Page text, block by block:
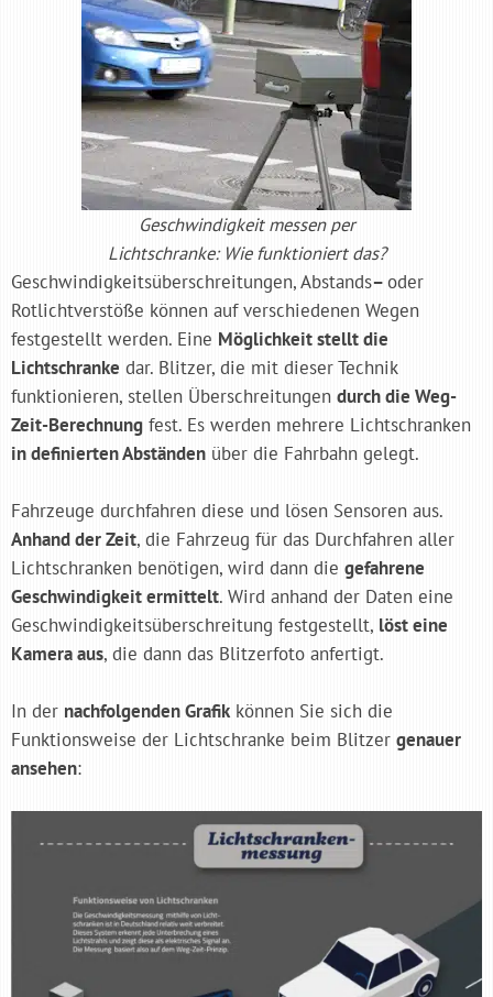
Geschwindigkeit messen per
Lichtschranke: Wie funktioniert das?
Geschwindigkeitsüberschreitungen, Abstands–oder
Rotlichtverstöße können auf verschiedenen Wegen
festgestellt werden. Eine Möglichkeit stellt die
Lichtschranke dar. Blitzer, die mit dieser Technik
funktionieren, stellen Überschreitungen durch die Weg-
Zeit-Berechnung fest. Es werden mehrere Lichtschranken
in definierten Abständen über die Fahrbahn gelegt.
Fahrzeuge durchfahren diese und lösen Sensoren aus.
Anhand der Zeit, die Fahrzeug für das Durchfahren aller
Lichtschranken benötigen, wird dann die gefahrene
Geschwindigkeit ermittelt. Wird anhand der Daten eine
Geschwindigkeitsüberschreitung festgestellt, löst eine
Kamera aus, die dann das Blitzerfoto anfertigt.
In der nachfolgenden Grafikkönnen Sie sich die
Funktionsweise der Lichtschranke beim Blitzer genauer
ansehen: